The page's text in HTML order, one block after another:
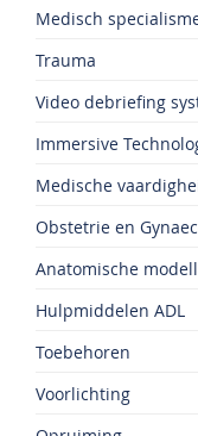
Medisch
Trauma
Video debriefing
Immersive
Medische
Obstetrie en
Anatomische
Hulpmiddelen ADL
Toebehoren
Voorlichting